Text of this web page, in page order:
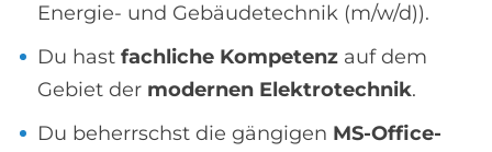
Energie- und Gebäudetechnik (m/w/d)).
Du hast fachliche Kompetenz auf dem
Gebiet der modernen Elektrotechnik.
Du beherrschst die gängigen MS-Office-